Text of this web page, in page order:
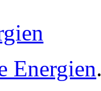
Energien